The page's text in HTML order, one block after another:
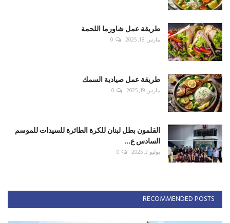
طريقة عمل شاورما اللحمة
مارس 18, 2025 0
طريقة عمل صيادية السمك
مارس 19, 2025 0
القلمون بطل لبنان للكرة الطائرة للسيدات للموسم
السادس ع...
يوليو 3, 2025 0
RECOMMENDED POSTS